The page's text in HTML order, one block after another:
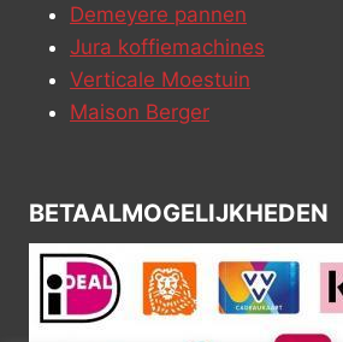
Demeyere pannen
Jura koffiemachines
Verticale Moestuin
Maison Berger
BETAALMOGELIJKHEDEN